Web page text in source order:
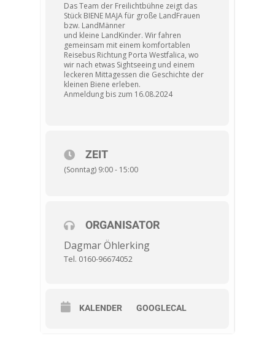
Das Team der Freilichtbühne zeigt das
Stück BIENE MAJA für große LandFrauen
bzw. LandMänner
und kleine LandKinder. Wir fahren
gemeinsam mit einem komfortablen
Reisebus Richtung Porta Westfalica, wo
wir nach etwas Sightseeing und einem
leckeren Mittagessen die Geschichte der
kleinen Biene erleben.
Anmeldung bis zum 16.08.2024
ZEIT
(Sonntag) 9:00 - 15:00
ORGANISATOR
Dagmar Öhlerking
Tel. 0160-96674052
KALENDER GOOGLECAL